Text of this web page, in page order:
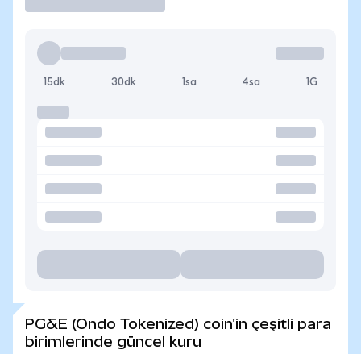
15dk 30dk 1sa 4sa 1G
PG&E (Ondo Tokenized) coin'in çeşitli para
birimlerinde güncel kuru